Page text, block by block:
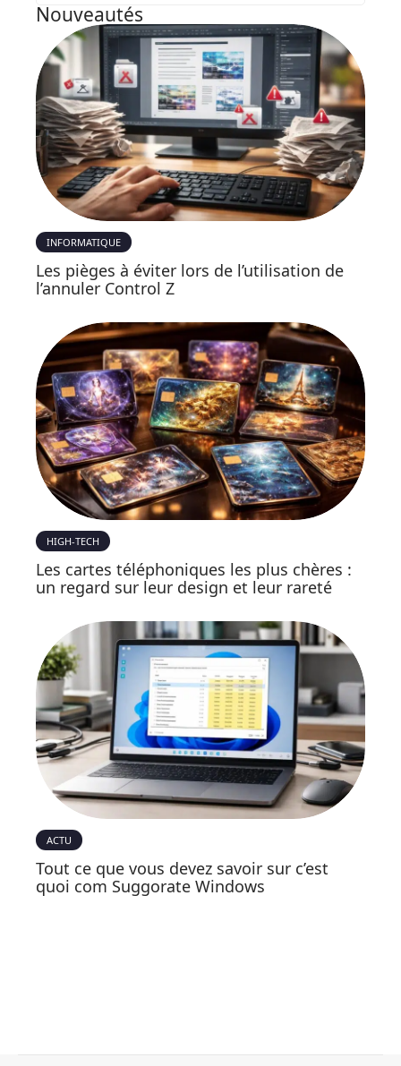
Nouveautés
INFORMATIQUE
Les pièges à éviter lors de l’utilisation de
l’annuler Control Z
HIGH-TECH
Les cartes téléphoniques les plus chères :
un regard sur leur design et leur rareté
ACTU
Tout ce que vous devez savoir sur c’est
quoi com Suggorate Windows